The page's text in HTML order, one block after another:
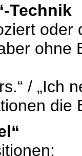
Technik
oder
ohne
/ „Ich
die